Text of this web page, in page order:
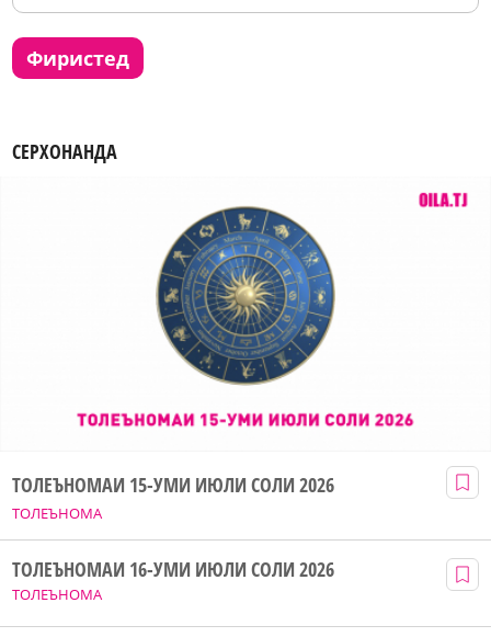
фиристед
СЕРХОНАНДА
ТОЛЕЪНОМА
ТОЛЕЪНОМАИ 15-УМИ ИЮЛИ СОЛИ 2026
ТОЛЕЪНОМА
ТОЛЕЪНОМАИ 16-УМИ ИЮЛИ СОЛИ 2026